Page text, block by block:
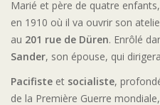
Marié et père de quatre
en 1910 où il va ouvrir son
au 201 rue de Düren. Enrôlé
Sander, son épouse, qui
Pacifiste et socialiste,
de la Première Guerre mondiale,